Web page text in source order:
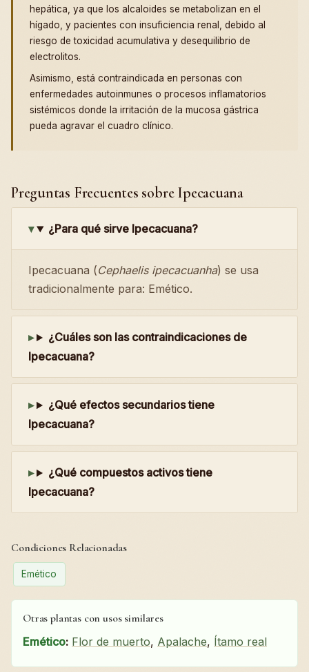
hepática, ya que los alcaloides se metabolizan en el
hígado, y pacientes con insuficiencia renal, debido al
riesgo de toxicidad acumulativa y desequilibrio de
electrolitos.
Asimismo, está contraindicada en personas con
enfermedades autoinmunes o procesos inflamatorios
sistémicos donde la irritación de la mucosa gástrica
pueda agravar el cuadro clínico.
Preguntas Frecuentes sobre Ipecacuana
¿Para qué sirve Ipecacuana?
Ipecacuana (Cephaelis ipecacuanha) se usa
tradicionalmente para: Emético.
¿Cuáles son las contraindicaciones de
Ipecacuana?
¿Qué efectos secundarios tiene
Ipecacuana?
¿Qué compuestos activos tiene
Ipecacuana?
Condiciones Relacionadas
Emético
Otras plantas con usos similares
Emético: Flor de muerto, Apalache, Ítamo real